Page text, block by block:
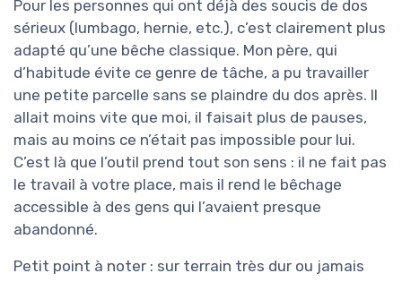
Pour les personnes qui ont déjà des soucis de dos
sérieux (lumbago, hernie, etc.), c’est clairement plus
adapté qu’une bêche classique. Mon père, qui
d’habitude évite ce genre de tâche, a pu travailler
une petite parcelle sans se plaindre du dos après. Il
allait moins vite que moi, il faisait plus de pauses,
mais au moins ce n’était pas impossible pour lui.
C’est là que l’outil prend tout son sens : il ne fait pas
le travail à votre place, mais il rend le bêchage
accessible à des gens qui l’avaient presque
abandonné.
Petit point à noter : sur terrain très dur ou jamais